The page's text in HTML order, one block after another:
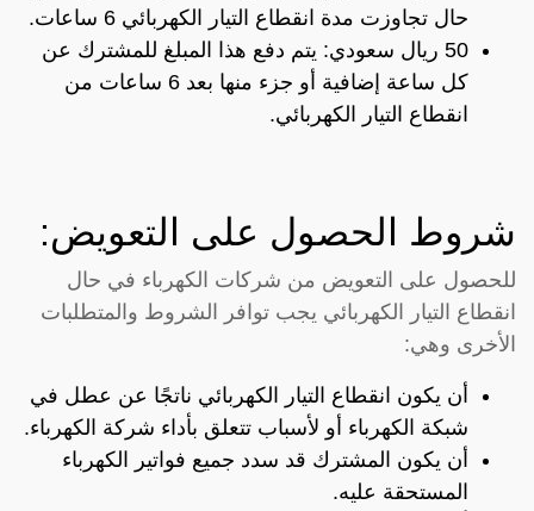
حال تجاوزت مدة انقطاع التيار الكهربائي 6 ساعات.
50 ريال سعودي: يتم دفع هذا المبلغ للمشترك عن
كل ساعة إضافية أو جزء منها بعد 6 ساعات من
انقطاع التيار الكهربائي.
شروط الحصول على التعويض:
للحصول على التعويض من شركات الكهرباء في حال
انقطاع التيار الكهربائي يجب توافر الشروط والمتطلبات
الأخرى وهي:
أن يكون انقطاع التيار الكهربائي ناتجًا عن عطل في
شبكة الكهرباء أو لأسباب تتعلق بأداء شركة الكهرباء.
أن يكون المشترك قد سدد جميع فواتير الكهرباء
المستحقة عليه.